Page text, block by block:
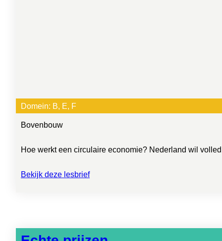
Domein: B, E, F
Bovenbouw
Hoe werkt een circulaire economie? Nederland wil
Bekijk deze lesbrief